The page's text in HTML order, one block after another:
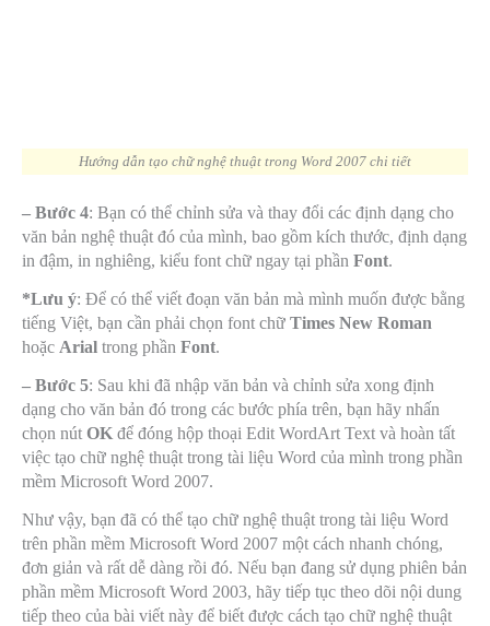
Hướng dẫn tạo chữ nghệ thuật trong Word 2007 chi tiết
– Bước 4: Bạn có thể chỉnh sửa và thay đổi các định dạng cho
văn bản nghệ thuật đó của mình, bao gồm kích thước, định dạng
in đậm, in nghiêng, kiểu font chữ ngay tại phần Font.
*Lưu ý: Để có thể viết đoạn văn bản mà mình muốn được bằng
tiếng Việt, bạn cần phải chọn font chữ Times New Roman
hoặc Arial trong phần Font.
– Bước 5: Sau khi đã nhập văn bản và chỉnh sửa xong định
dạng cho văn bản đó trong các bước phía trên, bạn hãy nhấn
chọn nút OK để đóng hộp thoại Edit WordArt Text và hoàn tất
việc tạo chữ nghệ thuật trong tài liệu Word của mình trong phần
mềm Microsoft Word 2007.
Như vậy, bạn đã có thể tạo chữ nghệ thuật trong tài liệu Word
trên phần mềm Microsoft Word 2007 một cách nhanh chóng,
đơn giản và rất dễ dàng rồi đó. Nếu bạn đang sử dụng phiên bản
phần mềm Microsoft Word 2003, hãy tiếp tục theo dõi nội dung
tiếp theo của bài viết này để biết được cách tạo chữ nghệ thuật